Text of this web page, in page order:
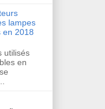
lampes
en 2018
utilisés
en